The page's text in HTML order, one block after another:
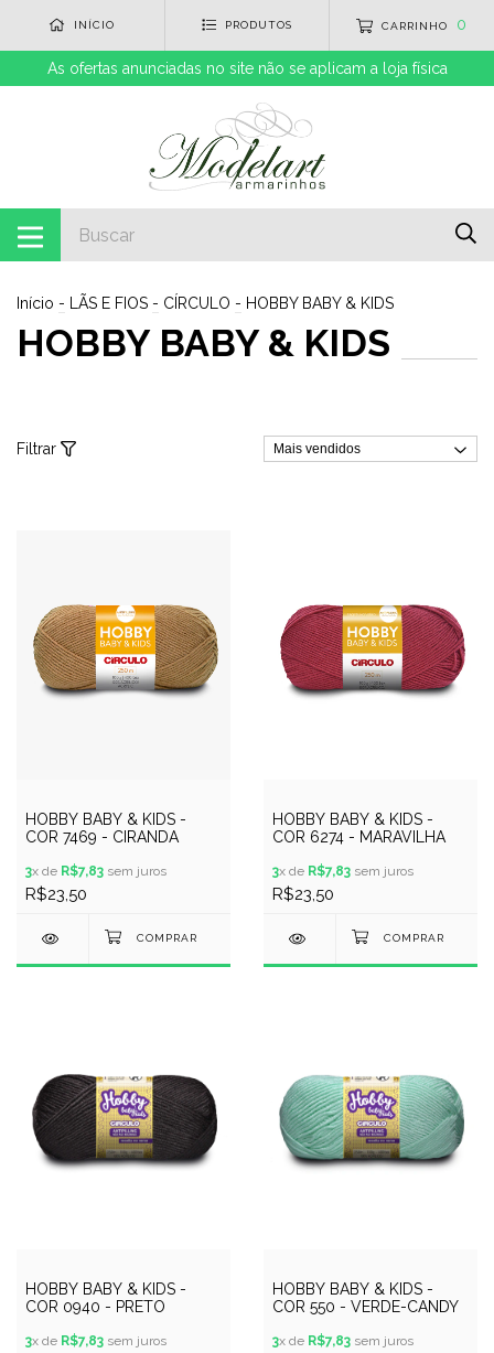
INÍCIO PRODUTOS CARRINHO 0
As ofertas anunciadas no site não se aplicam a loja física
Início - LÃS E FIOS - CÍRCULO - HOBBY BABY & KIDS
HOBBY BABY & KIDS
Filtrar
HOBBY BABY & KIDS -
COR 7469 - CIRANDA
3x de R$7,83 sem juros
R$23,50
HOBBY BABY & KIDS -
COR 6274 - MARAVILHA
3x de R$7,83 sem juros
R$23,50
HOBBY BABY & KIDS -
COR 0940 - PRETO
3x de R$7,83 sem juros
HOBBY BABY & KIDS -
COR 550 - VERDE-CANDY
3x de R$7,83 sem juros